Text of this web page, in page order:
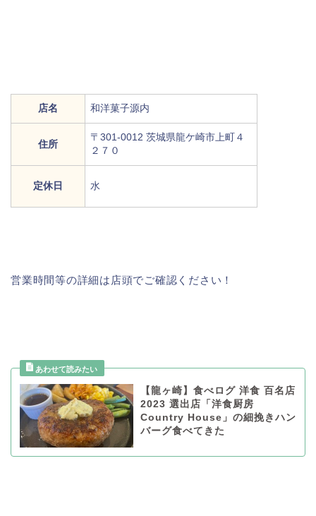
店名 和洋菓子源内
住所
〒301-0012 茨城県龍ケ崎市上町４
２７０
定休日 水
営業時間等の詳細は店頭でご確認ください！
【龍ヶ崎】食べログ 洋食 百名店
2023 選出店「洋食厨房
Country House」の細挽きハン
バーグ食べてきた